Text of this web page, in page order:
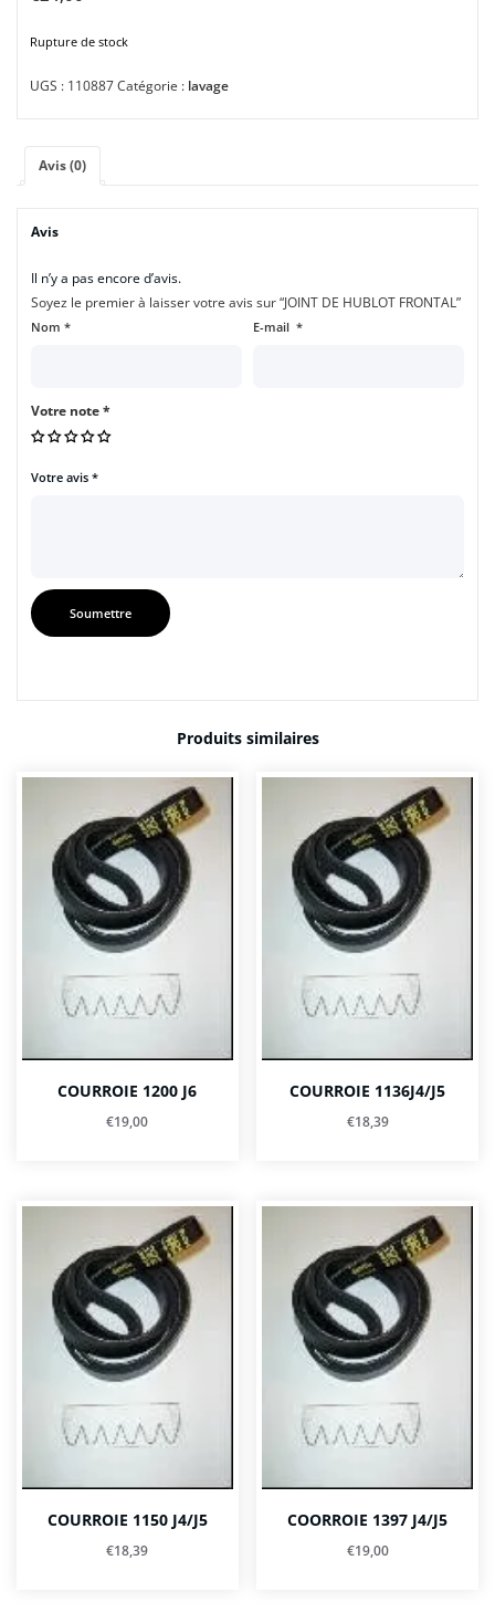
Rupture de stock
UGS : 110887Catégorie : lavage
Avis (0)
Avis
Il n’y a pas encore d’avis.
Soyez le premier à laisser votre avis sur “JOINT DE HUBLOT FRONTAL”
Nom * E-mail *
Votre note*
Votre avis *
Produits similaires
COURROIE 1200 J6
€19,00
COURROIE 1136J4/J5
€18,39
COURROIE 1150 J4/J5
€18,39
COORROIE 1397 J4/J5
€19,00